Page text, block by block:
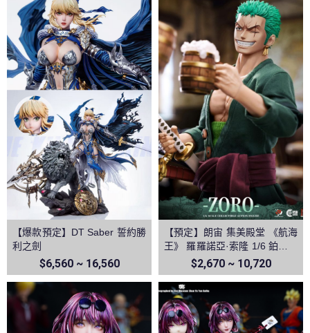
【爆款預定】DT Saber 誓約勝
利之劍
$6,560 ~ 16,560
【預定】朗宙 集美殿堂 《航海
王》 羅羅諾亞·索隆 1/6 鉑金矽
膠可動人偶$2,670 ~ 10,720